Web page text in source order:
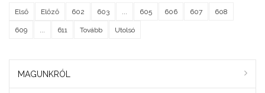
Első Előző 602 603 605 606 607 608
609 611 Tovább Utolsó
MAGUNKRÓL